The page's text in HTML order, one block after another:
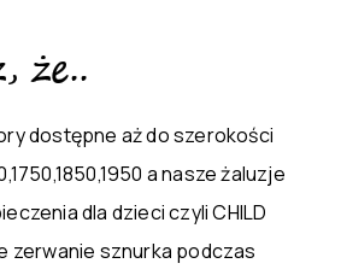
że..
dostępne aż do szerokości
a nasze żaluzje
dla dzieci czyli CHILD
zerwanie sznurka podczas